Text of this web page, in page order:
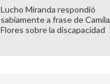
Lucho Miranda respondió
sabiamente a frase de Camila
Flores sobre la discapacidad